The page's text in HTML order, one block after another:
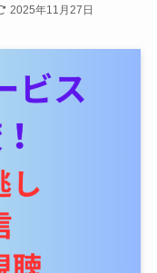
2025年11月27日